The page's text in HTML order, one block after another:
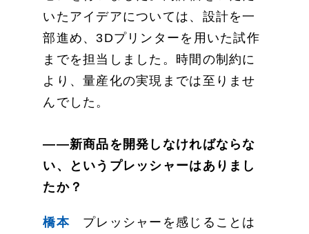
いたアイデアについては、設計を一
部進め、3Dプリンターを用いた試作
までを担当しました。時間の制約に
より、量産化の実現までは至りませ
んでした。
——新商品を開発しなければならな
い、というプレッシャーはありまし
たか？
橋本プレッシャーを感じることは